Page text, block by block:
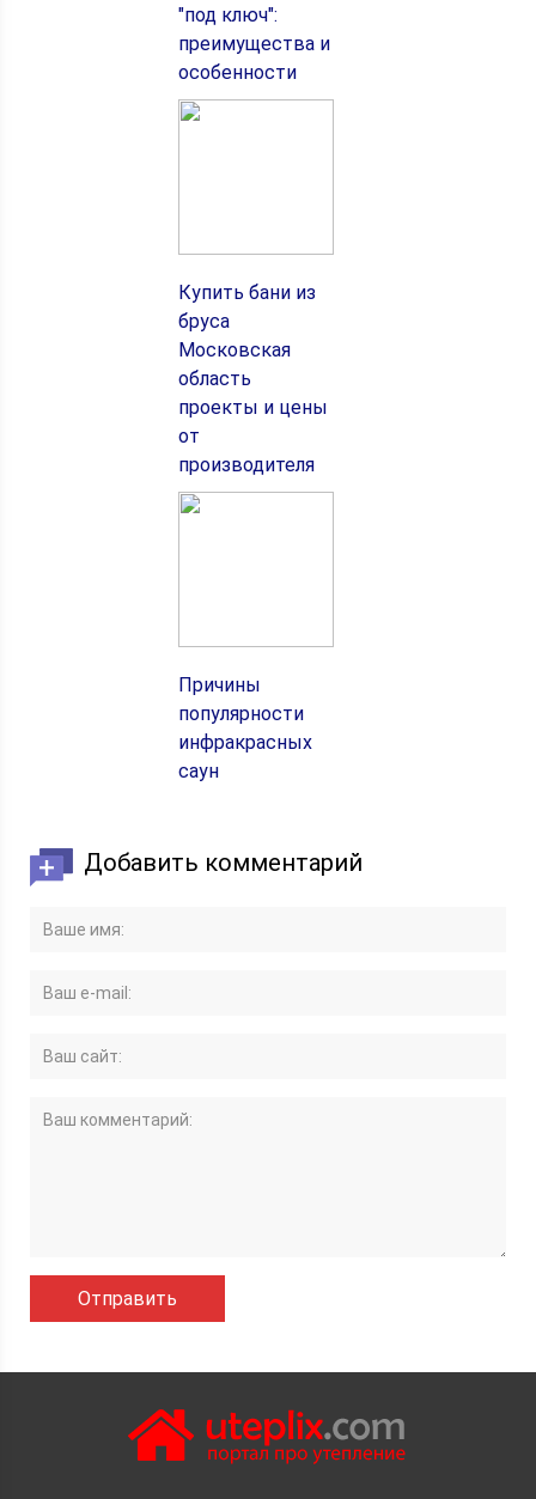
"под ключ":
преимущества и
особенности
Купить бани из
бруса
Московская
область
проекты и цены
от
производителя
Причины
популярности
инфракрасных
саун
Добавить комментарий